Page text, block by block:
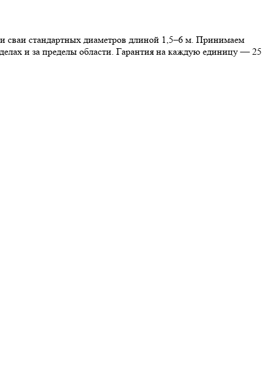
сваи стандартных диаметров длиной 1,5–6 м. Принимаем
и за пределы области. Гарантия на каждую единицу — 25